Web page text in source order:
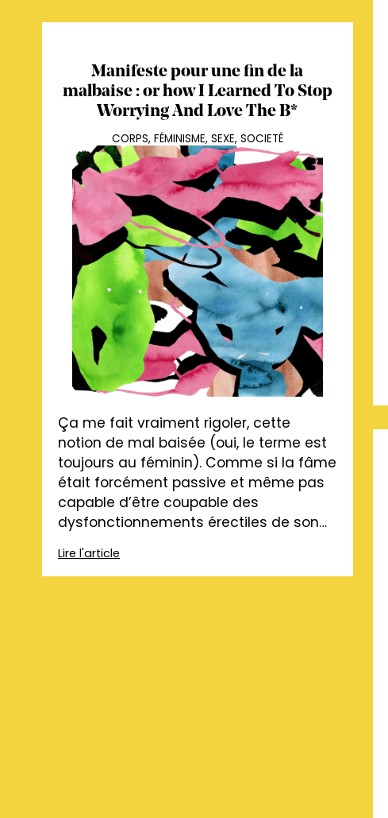
Manifeste pour une fin de la
malbaise : or how I Learned To Stop
Worrying And Love The B*
CORPS, FÉMINISME, SEXE, SOCIETÉ
Ça me fait vraiment rigoler, cette
notion de mal baisée (oui, le terme est
toujours au féminin). Comme si la fâme
était forcément passive et même pas
capable d’être coupable des
dysfonctionnements érectiles de son…
Lire l'article